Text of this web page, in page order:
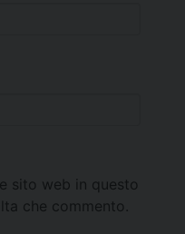
sito web in questo
che commento.